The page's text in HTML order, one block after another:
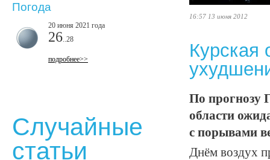
16:57 13 июня 2012
Курская
По прогнозу
области
с порывами
Днём воздух
Погода
20 июня 2021 года
26 ..28
подробнее>>
Случайные
статьи